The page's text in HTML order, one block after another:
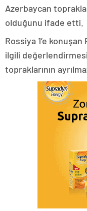
Azerbaycan
olduğunu ifade etti.
Rossiya 1’e
ilgili
topraklarının